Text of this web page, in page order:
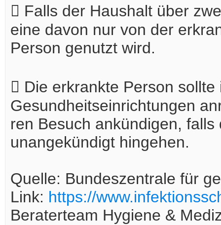
 Falls der Haushalt über
eine davon nur von der
Person genutzt wird.
 Die erkrankte Person
Gesundheitseinrichtungen
ren Besuch ankündigen,
unangekündigt hingehen.
Quelle: Bundeszentrale für
Link: https://
Beraterteam Hygiene &